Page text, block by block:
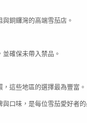
銅鑼灣的高端雪茄店。
確保未帶入禁品。
這些地區的選擇最為豐富。
口味，是每位雪茄愛好者